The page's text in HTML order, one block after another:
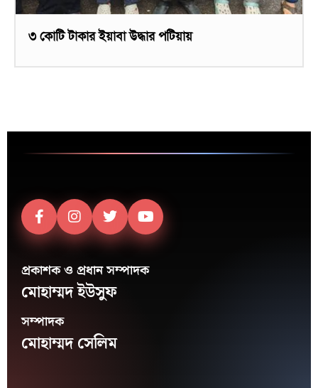
৩ কোটি টাকার ইয়াবা উদ্ধার পটিয়ায়
প্রকাশক ও প্রধান সম্পাদক
মোহাম্মদ ইউসুফ
সম্পাদক
মোহাম্মদ সেলিম